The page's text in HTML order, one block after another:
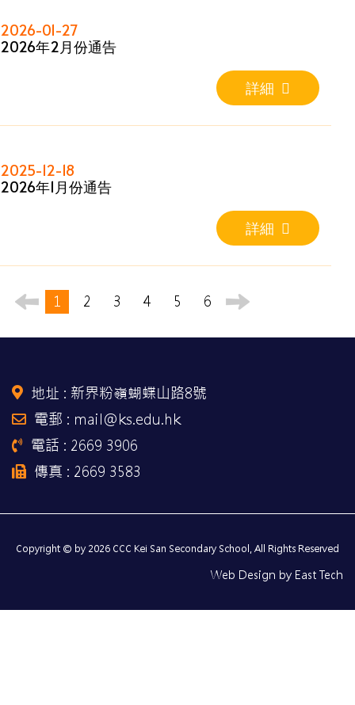
2026-01-27
2026年2月份通告
詳細
2025-12-18
2026年1月份通告
詳細
1 2 3 4 5 6
地址 : 新界粉嶺蝴蝶山路8號
電郵 : mail@ks.edu.hk
電話 : 2669 3906
傳真 : 2669 3583
Copyright © by 2026 CCC Kei San Secondary School, All Rights Reserved
Web Design by East Tech